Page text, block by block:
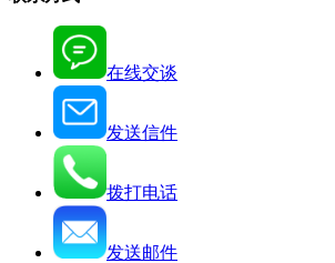
在线交谈
发送信件
拨打电话
发送邮件